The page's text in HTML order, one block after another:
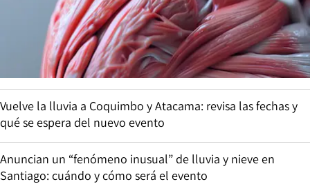
Vuelve la lluvia a Coquimbo y Atacama: revisa las fechas y
qué se espera del nuevo evento
Anuncian un “fenómeno inusual” de lluvia y nieve en
Santiago: cuándo y cómo será el evento